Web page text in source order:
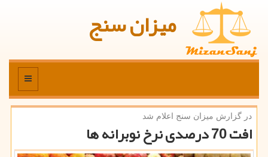
میزان سنج
منو
در گزارش میزان سنج اعلام شد
افت 70 درصدی نرخ نوبرانه ها